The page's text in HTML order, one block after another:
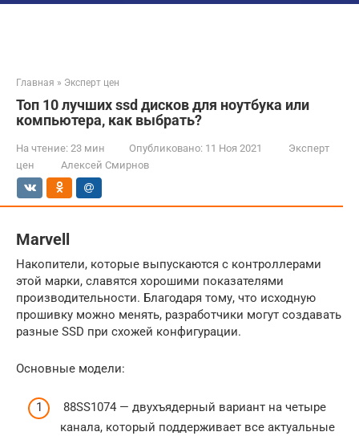
Главная » Эксперт цен
Топ 10 лучших ssd дисков для ноутбука или
компьютера, как выбрать?
На чтение: 23 мин Опубликовано: 11 Ноя 2021
Эксперт
цен
Алексей Смирнов
Marvell
Накопители, которые выпускаются с контроллерами
этой марки, славятся хорошими показателями
производительности. Благодаря тому, что исходную
прошивку можно менять, разработчики могут создавать
разные SSD при схожей конфигурации.
Основные модели:
88SS1074 — двухъядерный вариант на четыре
канала, который поддерживает все актуальные